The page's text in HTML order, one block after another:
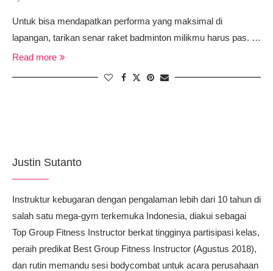
Untuk bisa mendapatkan performa yang maksimal di
lapangan, tarikan senar raket badminton milikmu harus pas. …
Read more
Justin Sutanto
Instruktur kebugaran dengan pengalaman lebih dari 10 tahun di
salah satu mega-gym terkemuka Indonesia, diakui sebagai
Top Group Fitness Instructor berkat tingginya partisipasi kelas,
peraih predikat Best Group Fitness Instructor (Agustus 2018),
dan rutin memandu sesi bodycombat untuk acara perusahaan